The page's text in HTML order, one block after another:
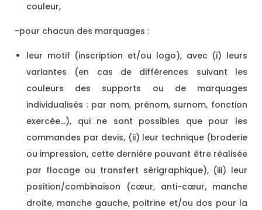
couleur,
-pour chacun des marquages :
leur motif (inscription et/ou logo), avec (i) leurs
variantes (en cas de différences suivant les
couleurs des supports ou de marquages
individualisés : par nom, prénom, surnom, fonction
exercée…), qui ne sont possibles que pour les
commandes par devis, (ii) leur technique (broderie
ou impression, cette dernière pouvant être réalisée
par flocage ou transfert sérigraphique), (iii) leur
position/combinaison (cœur, anti-cœur, manche
droite, manche gauche, poitrine et/ou dos pour la